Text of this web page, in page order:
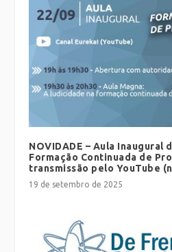
NOVIDADE – Aula Inaugural
Formação Continuada de
transmissão pelo YouTube
19 de setembro de 2025